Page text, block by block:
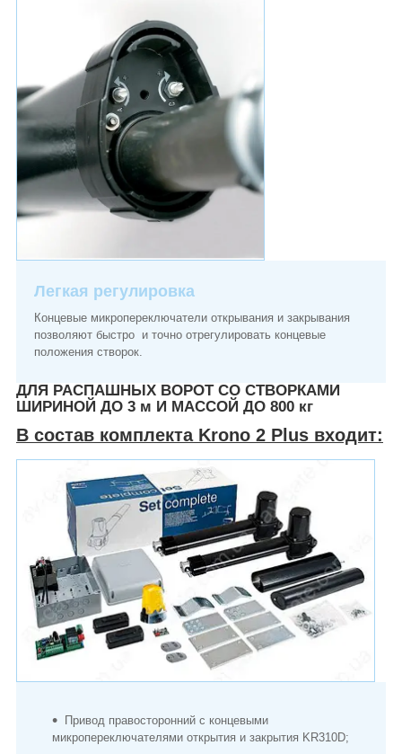
Легкая регулировка
Концевые микропереключатели открывания и закрывания
позволяют быстро и точно отрегулировать концевые
положения створок.
ДЛЯ РАСПАШНЫХ ВОРОТ СО СТВОРКАМИ
ШИРИНОЙ ДО 3 м И МАССОЙ ДО 800 кг
В состав комплекта Krono 2 Plus входит:
Привод правосторонний с концевыми
микропереключателями открытия и закрытия KR310D;